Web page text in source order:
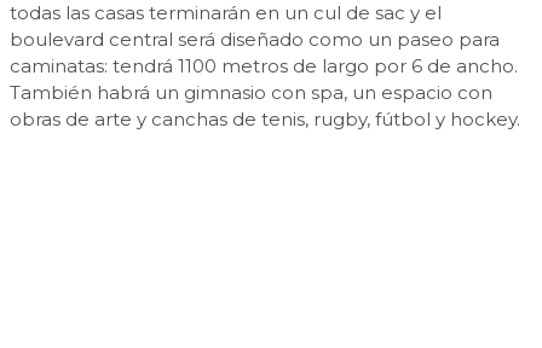
todas las casas terminarán en un cul de sac y el
boulevard central será diseñado como un paseo para
caminatas: tendrá 1100 metros de largo por 6 de ancho.
También habrá un gimnasio con spa, un espacio con
obras de arte y canchas de tenis, rugby, fútbol y hockey.